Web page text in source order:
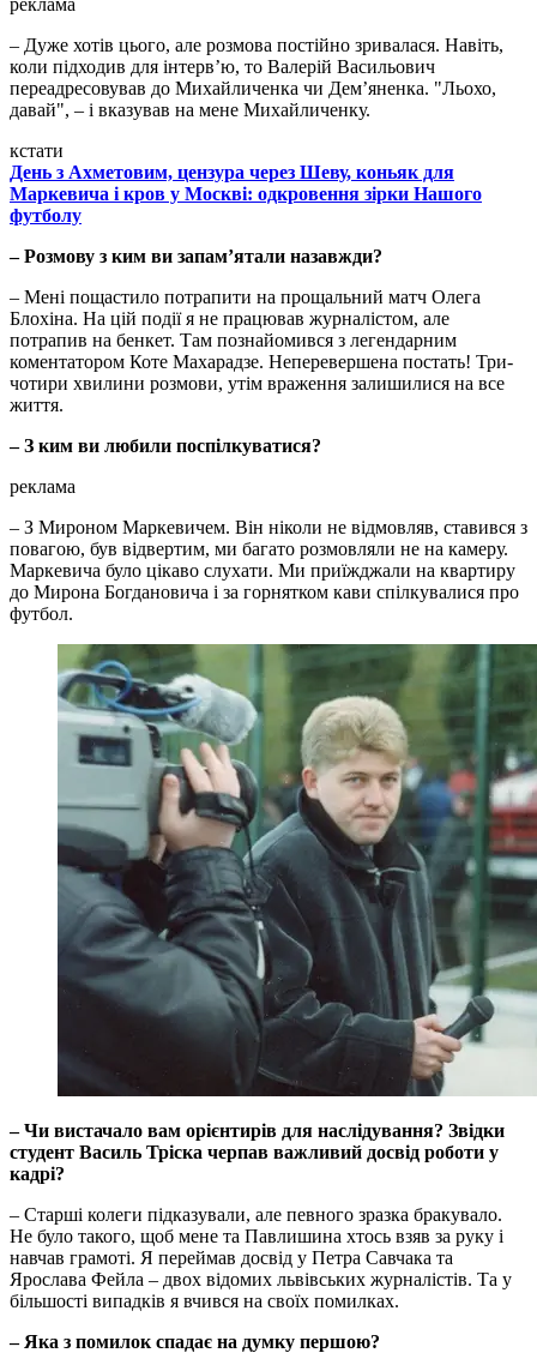
реклама
– Дуже хотів цього, але розмова постійно зривалася. Навіть,
коли підходив для інтерв’ю, то Валерій Васильович
переадресовував до Михайличенка чи Дем’яненка. "Льохо,
давай", – і вказував на мене Михайличенку.
кстати
День з Ахметовим, цензура через Шеву, коньяк для
Маркевича і кров у Москві: одкровення зірки Нашого
футболу
– Розмову з ким ви запам’ятали назавжди?
– Мені пощастило потрапити на прощальний матч Олега
Блохіна. На цій події я не працював журналістом, але
потрапив на бенкет. Там познайомився з легендарним
коментатором Коте Махарадзе. Неперевершена постать! Три-
чотири хвилини розмови, утім враження залишилися на все
життя.
– З ким ви любили поспілкуватися?
реклама
– З Мироном Маркевичем. Він ніколи не відмовляв, ставився з
повагою, був відвертим, ми багато розмовляли не на камеру.
Маркевича було цікаво слухати. Ми приїжджали на квартиру
до Мирона Богдановича і за горнятком кави спілкувалися про
футбол.
– Чи вистачало вам орієнтирів для наслідування? Звідки
студент Василь Тріска черпав важливий досвід роботи у
кадрі?
– Старші колеги підказували, але певного зразка бракувало.
Не було такого, щоб мене та Павлишина хтось взяв за руку і
навчав грамоті. Я переймав досвід у Петра Савчака та
Ярослава Фейла – двох відомих львівських журналістів. Та у
більшості випадків я вчився на своїх помилках.
– Яка з помилок спадає на думку першою?